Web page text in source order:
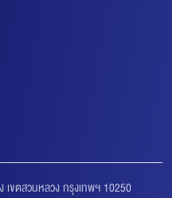
ขตสวนหลวง กรุงเทพฯ 10250